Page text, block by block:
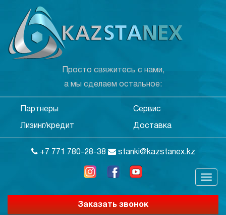
Просто свяжитесь с нами,
а мы сделаем остальное:
Партнеры Сервис
Лизинг/кредит Доставка
+7 771 780-28-38 stanki@kazstanex.kz
Заказать звонок